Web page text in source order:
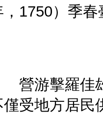
，1750）季
游擊羅佳雄
僅受地方居民